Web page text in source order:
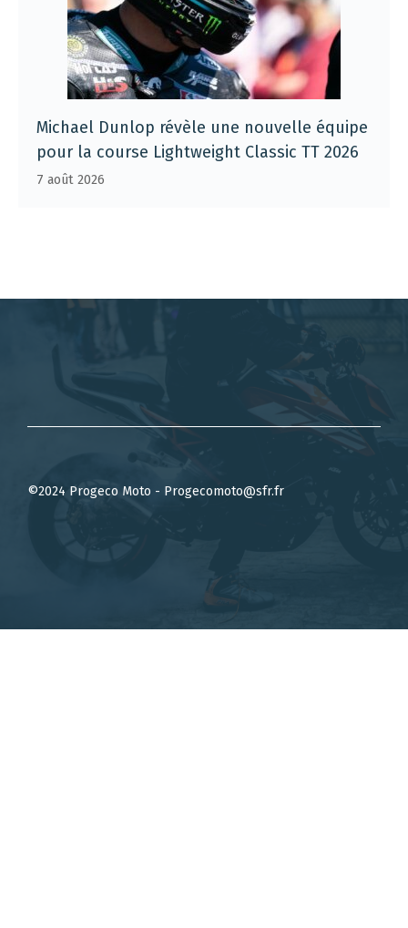
Michael Dunlop révèle une nouvelle équipe
pour la course Lightweight Classic TT 2026
7 août 2026
©2024 Progeco Moto - Progecomoto@sfr.fr